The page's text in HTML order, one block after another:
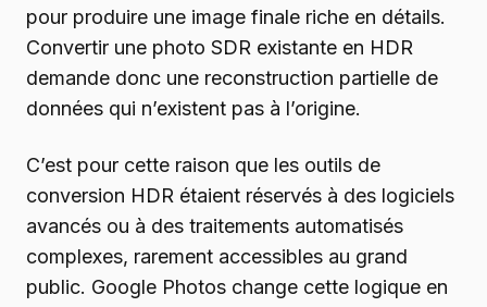
pour produire une image finale riche en détails.
Convertir une photo SDR existante en HDR
demande donc une reconstruction partielle de
données qui n’existent pas à l’origine.
C’est pour cette raison que les outils de
conversion HDR étaient réservés à des logiciels
avancés ou à des traitements automatisés
complexes, rarement accessibles au grand
public. Google Photos change cette logique en